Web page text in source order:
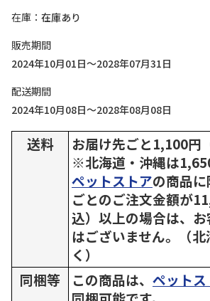
在庫
在庫あり
販売期間
2024年10月01日～2028年07月31日
配送期間
2024年10月08日～2028年08月08日
送料
お届け先ごと1,100円
※北海道・沖縄は
ペットストアの商品
ごとのご注文金額が
込）以上の場合は、
はございません。（
く）
同梱等
この商品は、 ペットス